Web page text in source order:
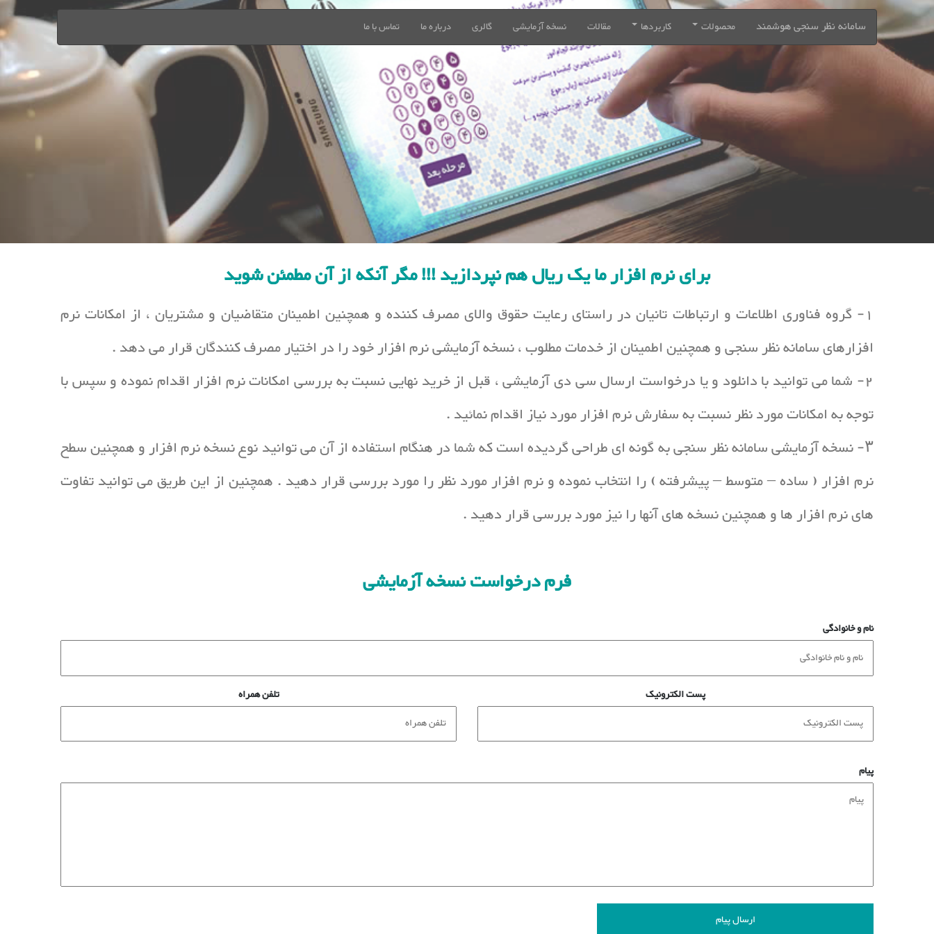
سامانه نظر سنجی هوشمند محصولات کاربردها مقالات نسخه آزمایشی گالری درباره ما تماس با ما
برای نرم افزار ما یک ریال هم نپردازید !!! مگر آنکه از آن مطمئن شوید
1- گروه فناوری اطلاعات و ارتباطات تانیان در راستای رعایت حقوق والای مصرف کننده و همچنین اطمینان متقاضیان و مشتریان ، از امکانات نرم
افزارهای سامانه نظر سنجی و همچنین اطمینان از خدمات مطلوب ، نسخه آزمایشی نرم افزار خود را در اختیار مصرف کنندگان قرار می دهد .
2- شما می توانید با دانلود و یا درخواست ارسال سی دی آزمایشی ، قبل از خرید نهایی نسبت به بررسی امکانات نرم افزار اقدام نموده و سپس با
توجه به امکانات مورد نظر نسبت به سفارش نرم افزار مورد نیاز اقدام نمائید .
۳- نسخه آزمایشی سامانه نظر سنجی به گونه ای طراحی گردیده است که شما در هنگام استفاده از آن می توانید نوع نسخه نرم افزار و همچنین سطح
نرم افزار ( ساده – متوسط – پیشرفته ) را انتخاب نموده و نرم افزار مورد نظر را مورد بررسی قرار دهید . همچنین از این طریق می توانید تفاوت
های نرم افزار ها و همچنین نسخه های آنها را نیز مورد بررسی قرار دهید .
فرم درخواست نسخه آزمایشی
نام و خانوادگی
پست الکترونیک تلفن همراه
پیام